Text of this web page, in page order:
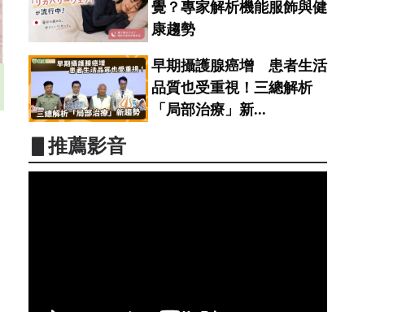
覺？專家解析機能服飾與健
康趨勢
早期攝護腺癌增 患者生活
品質也受重視！三總解析
「局部治療」新...
▋推薦影音